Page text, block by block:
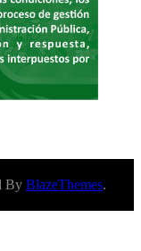
By BlazeThemes.